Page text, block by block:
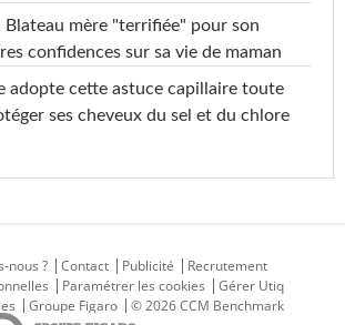
Blateau mère "terrifiée" pour son
confidences sur sa vie de maman
adopte cette astuce capillaire toute
ses cheveux du sel et du chlore
nous ?
Contact Publicité
Recrutement
Paramétrer les cookies
Gérer Utiq
Groupe Figaro © 2026 CCM Benchmark